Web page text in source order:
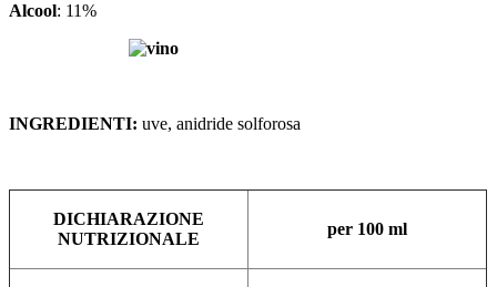
Alcool: 11%
INGREDIENTI: uve, anidride solforosa
DICHIARAZIONE
NUTRIZIONALE
per 100 ml